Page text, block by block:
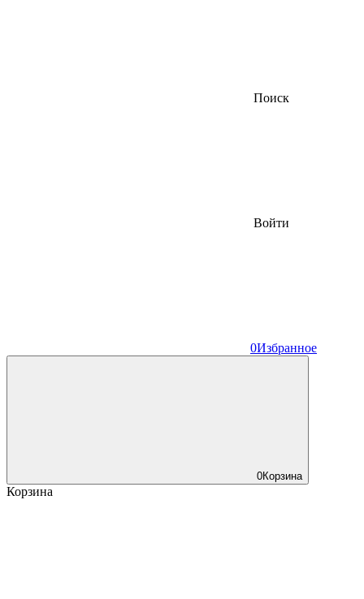
Поиск
Войти
0Избранное
0Корзина
Корзина